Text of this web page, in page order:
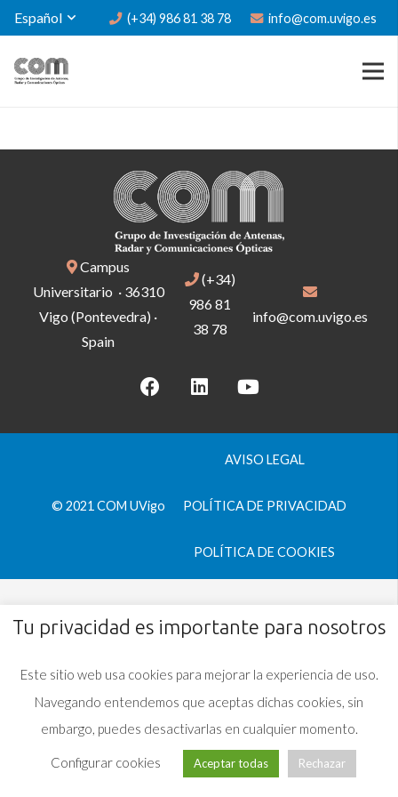
Español (+34) 986 81 38 78 info@com.uvigo.es
Campus
Universitario · 36310
Vigo (Pontevedra) ·
Spain
(+34)
986 81
38 78
info@com.uvigo.es
© 2021 COM UVigo
AVISO LEGAL
POLÍTICA DE PRIVACIDAD
POLÍTICA DE COOKIES
Tu privacidad es importante para nosotros
Este sitio web usa cookies para mejorar la experiencia de uso.
Navegando entendemos que aceptas dichas cookies, sin
embargo, puedes desactivarlas en cualquier momento.
Configurar cookies Aceptar todas Rechazar